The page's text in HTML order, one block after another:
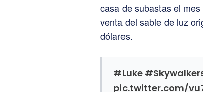
casa de subastas el
venta del sable de luz
dólares.
#Luke
pic.twitter.com/